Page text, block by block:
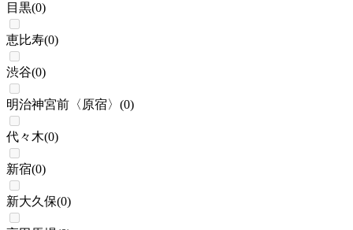
目黒(0)
恵比寿(0)
渋谷(0)
明治神宮前〈原宿〉 (0)
代々木(0)
新宿(0)
新大久保(0)